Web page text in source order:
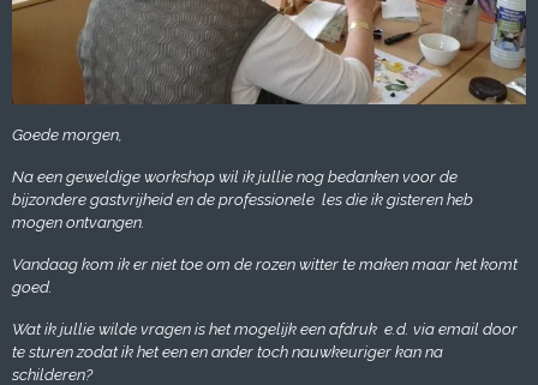
Goede morgen,
Na een geweldige workshop wil ik jullie nog bedanken voor de
bijzondere gastvrijheid en de professionele les die ik gisteren heb
mogen ontvangen.
Vandaag kom ik er niet toe om de rozen witter te maken maar het komt
goed.
Wat ik jullie wilde vragen is het mogelijk een afdruk e.d. via email door
te sturen zodat ik het een en ander toch nauwkeuriger kan na
schilderen?